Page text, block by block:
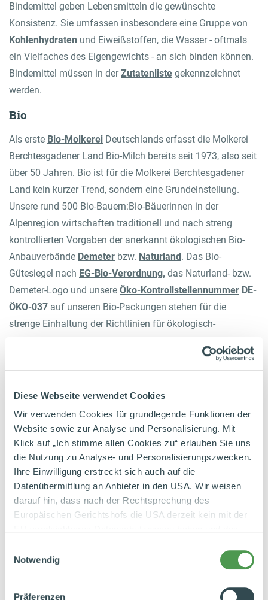
Diese Webseite verwendet Cookies
Wir verwenden Cookies für grundlegende Funktionen der
Website sowie zur Analyse und Personalisierung. Mit
Klick auf „Ich stimme allen Cookies zu“ erlauben Sie uns
die Nutzung zu Analyse- und Personalisierungszwecken.
Ihre Einwilligung erstreckt sich auch auf die
Datenübermittlung an Anbieter in den USA. Wir weisen
darauf hin, dass nach der Rechtsprechung des
Europäischen Gerichtshofs die USA derzeit kein mit der
staatliche Stellen besteht. Diese Zustimmung können Sie
jederzeit in den Cookie-Einstellungen, in denen Sie auch
weitere Details zu unseren Cookies finden, widerrufen
Notwendig
Präferenzen
Bindemittel geben Lebensmitteln die gewünschte
Konsistenz. Sie umfassen insbesondere eine Gruppe von
Kohlenhydraten und Eiweißstoffen, die Wasser - oftmals
ein Vielfaches des Eigengewichts - an sich binden können.
Bindemittel müssen in derZutatenliste gekennzeichnet
werden.
Bio
Als erste Bio-Molkerei Deutschlands erfasst die Molkerei
Berchtesgadener Land Bio-Milch bereits seit 1973, also seit
über 50 Jahren. Bio ist für die Molkerei Berchtesgadener
Land kein kurzer Trend, sondern eine Grundeinstellung.
Unsere rund 500 Bio-Bauern:Bio-Bäuerinnen in der
Alpenregion wirtschaften traditionell und nach streng
kontrollierten Vorgaben der anerkannt ökologischen Bio-
Anbauverbände Demeter bzw. Naturland. Das Bio-
Gütesiegel nach EG-Bio-Verordnung, das Naturland- bzw.
Demeter-Logo und unsere Öko-Kontrollstellennummer DE-
ÖKO-037 auf unseren Bio-Packungen stehen für die
strenge Einhaltung der Richtlinien für ökologisch-
biologisches Wirtschaften der Bauern:Bäuerinnen und der
Molkerei. Gentechnologie ist bei Anbau, Fütterung und
Verarbeitung dabei schon immer ausgeschlossen,
Weidebetrieb verpflichtend.
Bioghurt® -Markenkulturen
Bioghurt
ist ein Markenname für Joghurtstarterkulturen.
Es handelt sich dabei um eine spezielle Mischung aus den
Mikroorganismen Streptococcus thermophilis,
Lactobacillus acidophilusund Bifidobacteriumlactis.
Dieser Kulturenmix erzeugt einen besonders milden
Aus ca. 19 Liter Milch
Magermilchund 2